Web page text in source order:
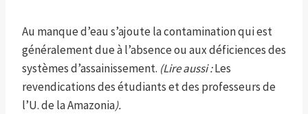
Au manque d’eau s’ajoute la contamination qui est
généralement due à l’absence ou aux déficiences des
systèmes d’assainissement. (Lire aussi :Les
revendications des étudiants et des professeurs de
l’U. de la Amazonia).